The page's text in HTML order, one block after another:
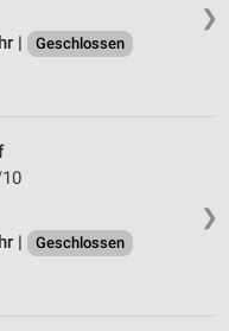
❯
|
Geschlossen
❯
|
Geschlossen